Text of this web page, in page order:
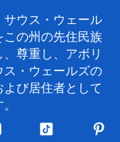
サウス・ウェール
この州の先住民族
尊重し、アボリ
ス・ウェールズの
び居住者として
テ
ピ